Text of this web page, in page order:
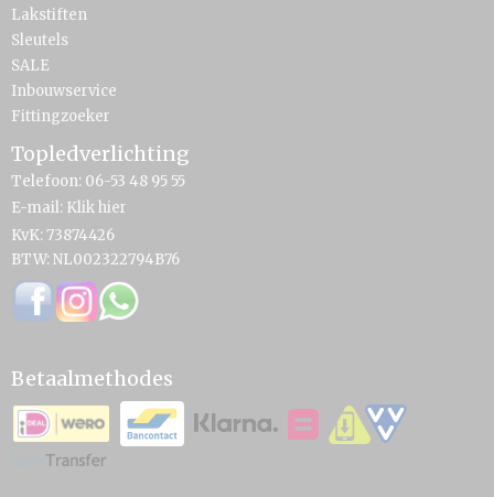
Lakstiften
Sleutels
SALE
Inbouwservice
Fittingzoeker
Topledverlichting
Telefoon: 06-53 48 95 55
E-mail: Klik hier
KvK: 73874426
BTW: NL002322794B76
Betaalmethodes